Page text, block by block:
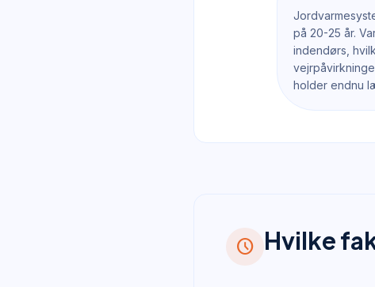
på 20-25 år.
indendørs,
holder endnu
schedule Hvilke